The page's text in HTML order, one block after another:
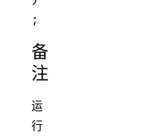
备
注
运
行